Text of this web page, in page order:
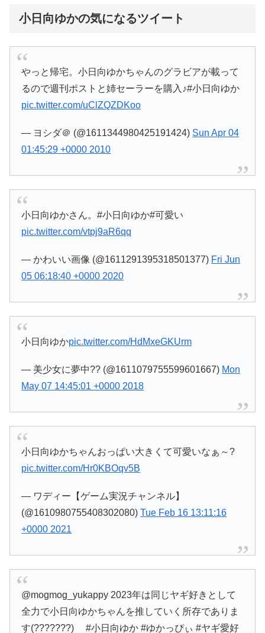
小日向ゆかの気になるツイート
やっと帰宅。小日向ゆかちゃんのグラビアが載って
るので週刊ポストと姉セーラーを購入♪#小日向ゆか
pic.twitter.com/uClZQZDKoo
— ヨシダ＠ (@1611344980425191424) Sun Apr 04
01:45:29 +0000 2010
小日向ゆかさん。#小日向ゆか#可愛い
pic.twitter.com/vtpj9aR6qq
— かわいい画像 (@1611291395318501377) Fri Jun
05 06:18:40 +0000 2020
小日向ゆかpic.twitter.com/HdMxeGKUrm
— 美少女に夢中?? (@1611079755599601667) Mon
May 07 14:45:01 +0000 2018
小日向ゆかちゃんおっぱい大きくて可愛いなぁ～?
pic.twitter.com/Hr0KBOqv5B
— ワディー【ゲーム実況チャンネル】
(@1610980755408302080)Tue Feb 16 13:11:16
+0000 2021
@mogmog_yukappy 2023年は同じヤギ好きとして
全力で小日向ゆかちゃんを推していく所存でありま
す(???????)ゞ #小日向ゆか #ゆかっぴぃ #ヤギ愛好